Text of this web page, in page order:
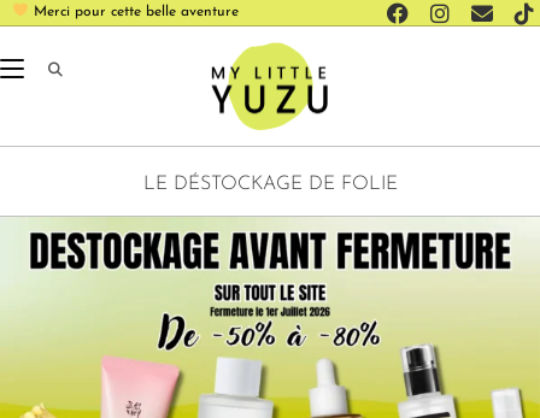
Merci pour cette belle aventure
LE DÉSTOCKAGE DE FOLIE